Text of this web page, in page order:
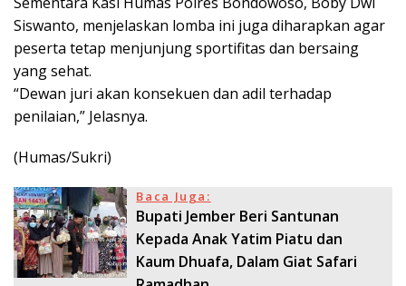
Siswanto, menjelaskan lomba ini juga diharapkan agar
peserta tetap menjunjung sportifitas dan bersaing
yang sehat.
“Dewan juri akan konsekuen dan adil terhadap
penilaian,” Jelasnya.
(Humas/Sukri)
Baca Juga:
Bupati Jember Beri Santunan
Kepada Anak Yatim Piatu dan
Kaum Dhuafa, Dalam Giat Safari